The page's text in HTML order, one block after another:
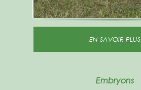
EN SAVOIR PLUS
Embryons